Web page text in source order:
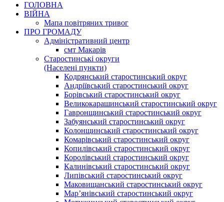
ГОЛОВНА
ВІЙНА
Мапа повітряних тривог
ПРО ГРОМАДУ
Aдміністративний центр
смт Макарів
Старостинські округи
(Населені пункти)
Кодрянський старостинський округ
Андріївський старостинський округ
Борівський старостинський округ
Великокарашинський старостинський округ
Гавронщинський старостинський округ
Забуянський старостинський округ
Колонщинський старостинський округ
Комарівський старостинський округ
Копилівський старостинський округ
Королівський старостинський округ
Калинівський старостинський округ
Липівський старостинський округ
Маковищанський старостинський округ
Мар’янівський старостинський округ